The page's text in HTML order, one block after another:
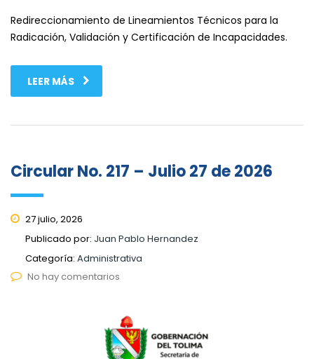
Redireccionamiento de Lineamientos Técnicos para la
Radicación, Validación y Certificación de Incapacidades.
LEER MÁS
Circular No. 217 – Julio 27 de 2026
27 julio, 2026
Publicado por: Juan Pablo Hernandez
Categoría: Administrativa
No hay comentarios